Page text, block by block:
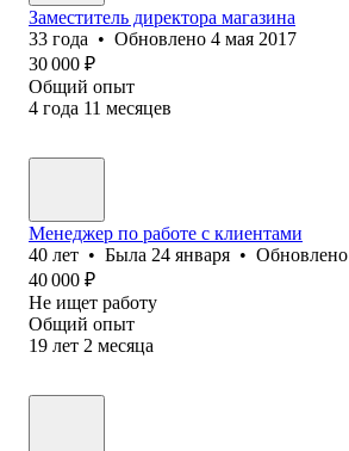
Заместитель директора магазина
33 года • Обновлено 4 мая 2017
30 000 ₽
Общий опыт
4 года 11 месяцев
Менеджер по работе с клиентами
40 лет • Была 24 января • Обновлено
40 000 ₽
Не ищет работу
Общий опыт
19 лет 2 месяца